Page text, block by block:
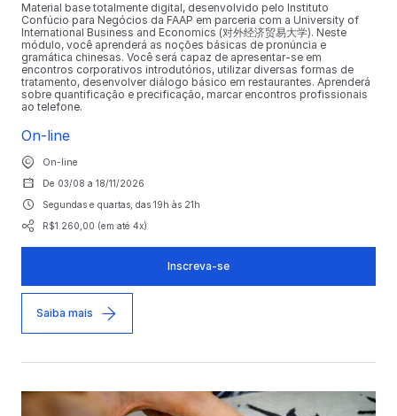
Material base totalmente digital, desenvolvido pelo Instituto
Confúcio para Negócios da FAAP em parceria com a University of
International Business and Economics (对外经济贸易大学). Neste
módulo, você aprenderá as noções básicas de pronúncia e
gramática chinesas. Você será capaz de apresentar-se em
encontros corporativos introdutórios, utilizar diversas formas de
tratamento, desenvolver diálogo básico em restaurantes. Aprenderá
sobre quantificação e precificação, marcar encontros profissionais
ao telefone.
On-line
On-line
De 03/08 a 18/11/2026
Segundas e quartas, das 19h às 21h
R$1.260,00 (em até 4x)
Inscreva-se
Saiba mais